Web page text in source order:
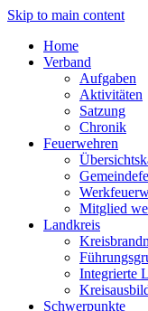
Skip to main content
Home
Verband
Aufgaben
Aktivitäten
Satzung
Chronik
Feuerwehren
Mitglied
Landkreis
Integrierte
Schwerpunkte